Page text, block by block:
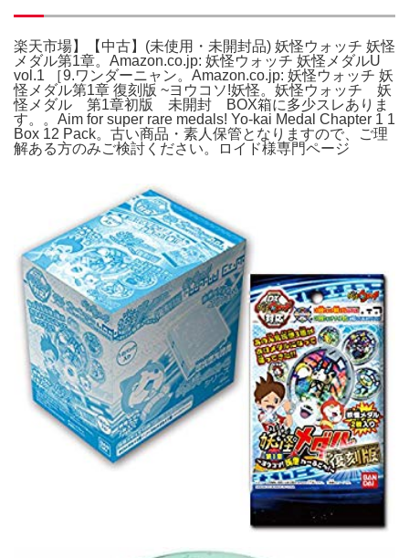
楽天市場】【中古】(未使用・未開封品) 妖怪ウォッチ 妖怪
メダル第1章。Amazon.co.jp: 妖怪ウォッチ 妖怪メダルU
vol.1 ［9.ワンダーニャン。Amazon.co.jp: 妖怪ウォッチ 妖
怪メダル第1章 復刻版 ~ヨウコソ!妖怪。妖怪ウォッチ 妖
怪メダル 第1章初版 未開封 BOX箱に多少スレありま
す。。Aim for super rare medals! Yo-kai Medal Chapter 1 1
Box 12 Pack。古い商品・素人保管となりますので、ご理
解ある方のみご検討ください。ロイド様専門ページ